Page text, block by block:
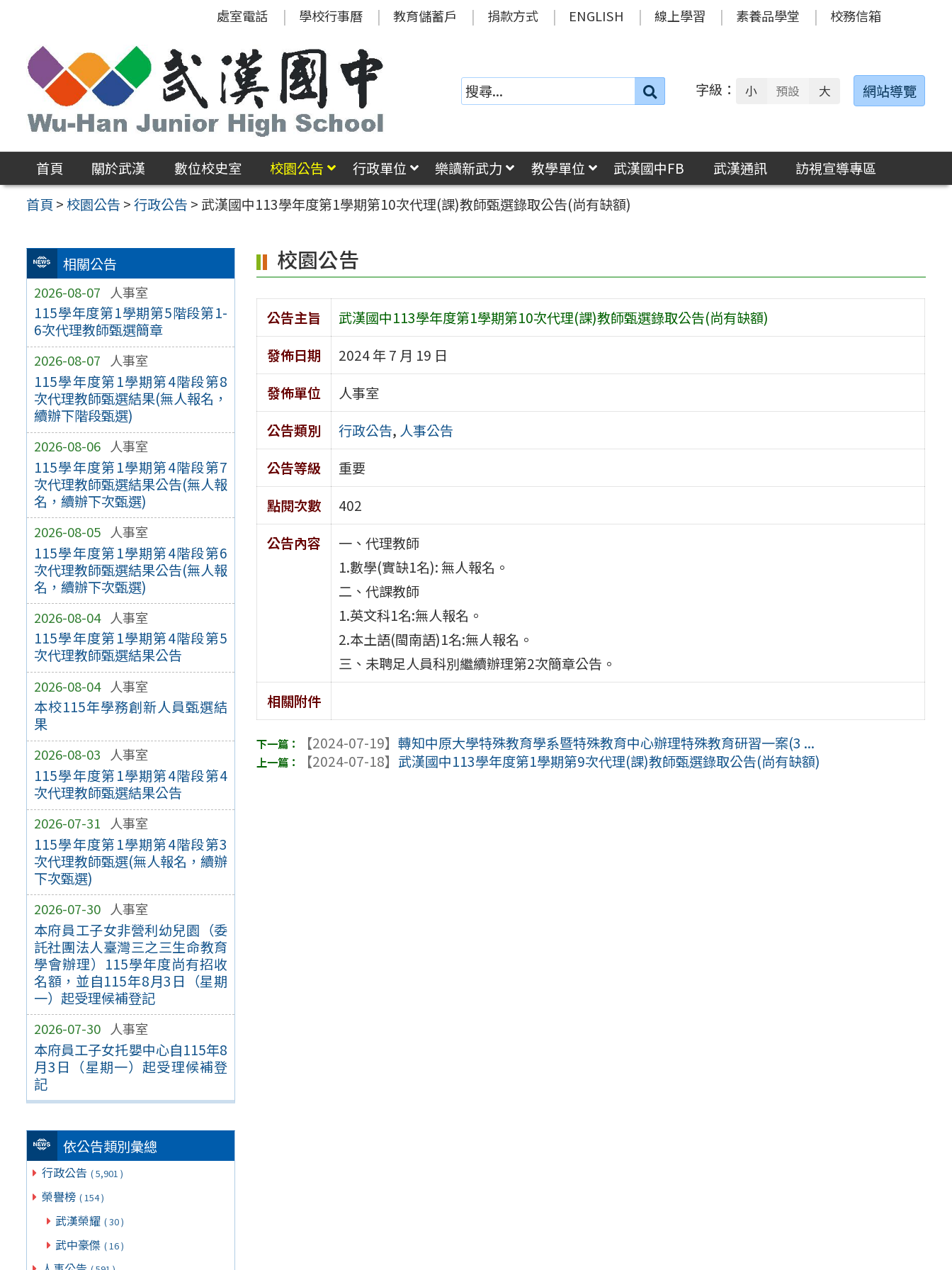
區
處室電話 學校行事曆 教育儲蓄戶 捐款方式 ENGLISH 線上學習 素養品學堂 校務信箱
搜
字級： 小 預設 大 網站導覽
首頁 關於武漢 數位校史室 校園公告 行政單位 樂讀新武力 教學單位 武漢國中FB 武漢通訊
訪視宣導專區
首頁 >校園公告 >行政公告 > 武漢國中113學年度第1學期第10次代理(課)教師甄選錄取公告(尚有缺額)
相關公告
2026-08-07 人事室
115學年度第1學期第5階段第1-
6次代理教師甄選簡章
2026-08-07 人事室
115學年度第1學期第4階段第8
次代理教師甄選結果(無人報名，
續辦下階段甄選)
2026-08-06 人事室
115學年度第1學期第4階段第7
次代理教師甄選結果公告(無人報
名，續辦下次甄選)
2026-08-05 人事室
115學年度第1學期第4階段第6
次代理教師甄選結果公告(無人報
名，續辦下次甄選)
2026-08-04 人事室
115學年度第1學期第4階段第5
次代理教師甄選結果公告
2026-08-04 人事室
本校115年學務創新人員甄選結
果
2026-08-03 人事室
115學年度第1學期第4階段第4
次代理教師甄選結果公告
2026-07-31 人事室
115學年度第1學期第4階段第3
次代理教師甄選(無人報名，續辦
下次甄選)
2026-07-30 人事室
本府員工子女非營利幼兒園（委
託社團法人臺灣三之三生命教育
學會辦理）115學年度尚有招收
名額，並自115年8月3日（星期
一）起受理候補登記
2026-07-30 人事室
本府員工子女托嬰中心自115年8
月3日（星期一）起受理候補登
記
依公告類別彙總
行政公告 ( 5,901 )
榮譽榜 ( 154 )
武漢榮耀 ( 30 )
武中豪傑 ( 16 )
校園公告
公告主旨
武漢國中113學年度第1學期第10次代理(課)教師甄選錄取公告(尚有缺額)
發佈日期
2024 年 7 月 19 日
發佈單位
人事室
公告類別
行政公告, 人事公告
公告等級
重要
點閱次數
402
公告內容
一、代理教師
1.數學(實缺1名): 無人報名。
二、代課教師
1.英文科1名:無人報名。
2.本土語(閩南語)1名:無人報名。
三、未聘足人員科別繼續辦理第2次簡章公告。
相關附件
【2024-07-19】轉知中原大學特殊教育學系暨特殊教育中心辦理特殊教育研習一案(3 ...
【2024-07-18】 武漢國中113學年度第1學期第9次代理(課)教師甄選錄取公告(尚有缺額)